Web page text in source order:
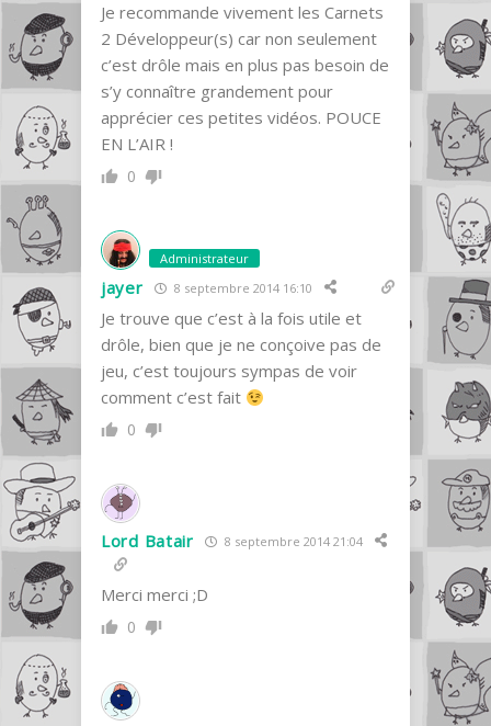
Je recommande vivement les Carnets
2 Développeur(s) car non seulement
c’est drôle mais en plus pas besoin de
s’y connaître grandement pour
apprécier ces petites vidéos. POUCE
EN L’AIR !
0
Administrateur
jayer 8 septembre 2014 16:10
Je trouve que c’est à la fois utile et
drôle, bien que je ne conçoive pas de
jeu, c’est toujours sympas de voir
comment c’est fait
0
Lord Batair 8 septembre 2014 21:04
Merci merci ;D
0